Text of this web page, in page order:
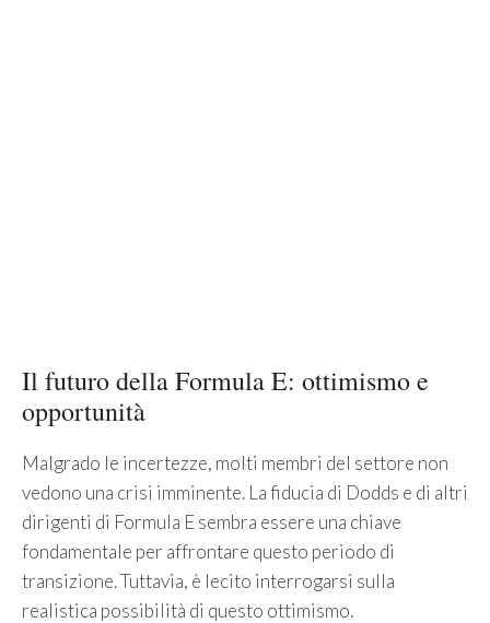
Il futuro della Formula E: ottimismo e
opportunità
Malgrado le incertezze, molti membri del settore non
vedono una crisi imminente. La fiducia di Dodds e di altri
dirigenti di Formula E sembra essere una chiave
fondamentale per affrontare questo periodo di
transizione. Tuttavia, è lecito interrogarsi sulla
realistica possibilità di questo ottimismo.